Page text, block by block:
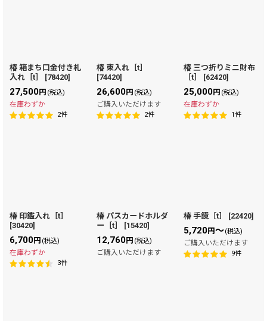
椿 箱まち口金付き札
入れ［t］
[78420]
27,500円 (税込)
在庫わずか
2件
椿 束入れ［t］
[74420]
26,600円 (税込)
ご購入いただけます
2件
椿 三つ折りミニ財布
［t］
[62420]
25,000円 (税込)
在庫わずか
1件
椿 印鑑入れ［t］
[30420]
6,700円 (税込)
在庫わずか
3件
椿 パスカードホルダ
ー［t］
[15420]
12,760円 (税込)
ご購入いただけます
椿 手鏡［t］ [22420]
5,720円～(税込)
ご購入いただけます
9件